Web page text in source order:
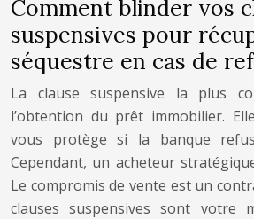
Comment blinder vos
suspensives pour
séquestre en cas de
La clause suspensive la plus
l’obtention du prêt immobilier.
vous protège si la banque
Cependant, un acheteur
Le compromis de vente est un
clauses suspensives sont votre